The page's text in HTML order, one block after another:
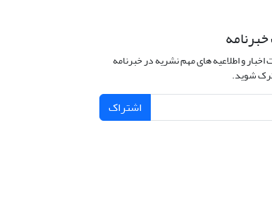
اخبار و اطلاعیه های مهم نشریه در خبرنامه
شوید.
اشتراک